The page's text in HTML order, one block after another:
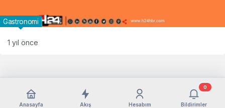
Gastronomi
1 yıl önce
Anasayfa Akış Hesabım Bildirimler
0